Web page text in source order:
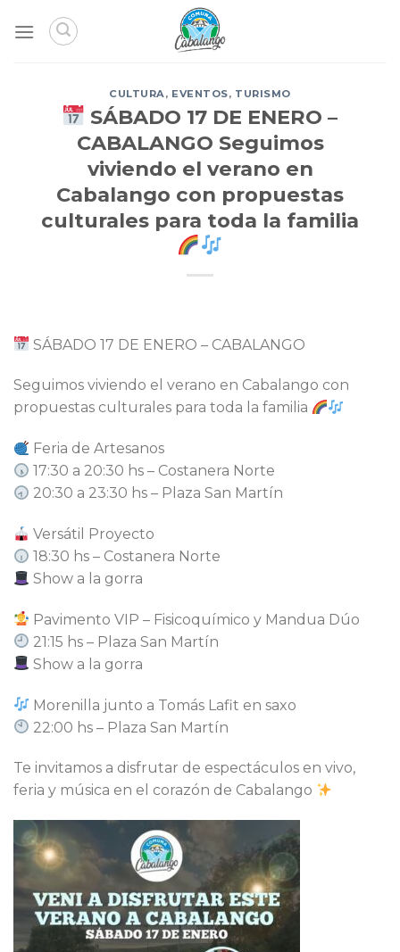
CULTURA, EVENTOS, TURISMO
SÁBADO 17 DE ENERO –
CABALANGO Seguimos
viviendo el verano en
Cabalango con propuestas
culturales para toda la familia
SÁBADO 17 DE ENERO – CABALANGO
Seguimos viviendo el verano en Cabalango con
propuestas culturales para toda la familia
Feria de Artesanos
17:30 a 20:30 hs – Costanera Norte
20:30 a 23:30 hs – Plaza San Martín
Versátil Proyecto
18:30 hs – Costanera Norte
Show a la gorra
Pavimento VIP – Fisicoquímico y Mandua Dúo
21:15 hs – Plaza San Martín
Show a la gorra
Morenilla junto a Tomás Lafit en saxo
22:00 hs – Plaza San Martín
Te invitamos a disfrutar de espectáculos en vivo,
feria y música en el corazón de Cabalango